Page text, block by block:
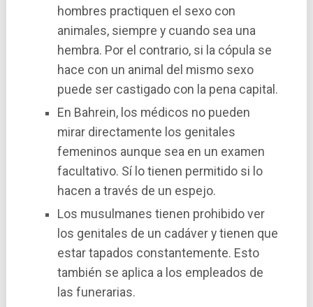
hombres practiquen el sexo con
animales, siempre y cuando sea una
hembra. Por el contrario, si la cópula se
hace con un animal del mismo sexo
puede ser castigado con la pena capital.
En Bahrein, los médicos no pueden
mirar directamente los genitales
femeninos aunque sea en un examen
facultativo. Sí­ lo tienen permitido si lo
hacen a través de un espejo.
Los musulmanes tienen prohibido ver
los genitales de un cadáver y tienen que
estar tapados constantemente. Esto
también se aplica a los empleados de
las funerarias.